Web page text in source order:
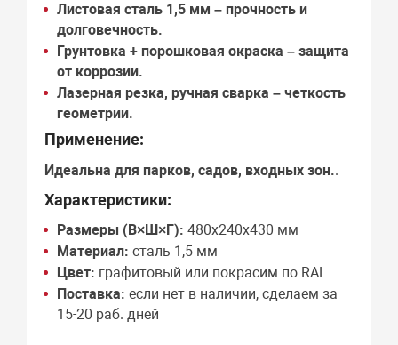
Листовая сталь 1,5 мм – прочность и
долговечность.
Грунтовка + порошковая окраска – защита
от коррозии.
Лазерная резка, ручная сварка – четкость
геометрии.
Применение:
Идеальна дляпарков, садов, входных зон..
Характеристики:
Размеры (В×Ш×Г): 480х240х430 мм
Материал: сталь 1,5 мм
Цвет: графитовый или покрасим по RAL
Поставка: если нет в наличии, сделаем за
15-20 раб. дней